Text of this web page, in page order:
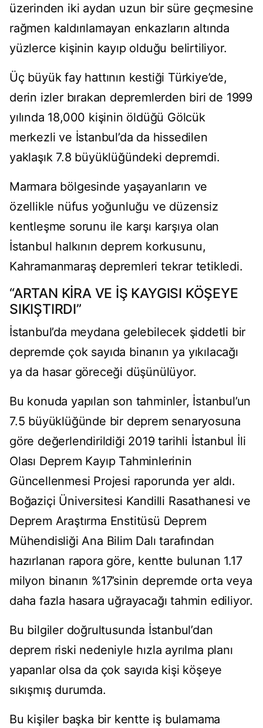
üzerinden iki aydan uzun bir süre geçmesine
rağmen kaldırılamayan enkazların altında
yüzlerce kişinin kayıp olduğu belirtiliyor.
Üç büyük fay hattının kestiği Türkiye’de,
derin izler bırakan depremlerden biri de 1999
yılında 18,000 kişinin öldüğü Gölcük
merkezli ve İstanbul’da da hissedilen
yaklaşık 7.8 büyüklüğündeki depremdi.
Marmara bölgesinde yaşayanların ve
özellikle nüfus yoğunluğu ve düzensiz
kentleşme sorunu ile karşı karşıya olan
İstanbul halkının deprem korkusunu,
Kahramanmaraş depremleri tekrar tetikledi.
“ARTAN KİRA VE İŞ KAYGISI KÖŞEYE
SIKIŞTIRDI”
İstanbul’da meydana gelebilecek şiddetli bir
depremde çok sayıda binanın ya yıkılacağı
ya da hasar göreceği düşünülüyor.
Bu konuda yapılan son tahminler, İstanbul’un
7.5 büyüklüğünde bir deprem senaryosuna
göre değerlendirildiği 2019 tarihli İstanbul İli
Olası Deprem Kayıp Tahminlerinin
Güncellenmesi Projesi raporunda yer aldı.
Boğaziçi Üniversitesi Kandilli Rasathanesi ve
Deprem Araştırma Enstitüsü Deprem
Mühendisliği Ana Bilim Dalı tarafından
hazırlanan rapora göre, kentte bulunan 1.17
milyon binanın %17’sinin depremde orta veya
daha fazla hasara uğrayacağı tahmin ediliyor.
Bu bilgiler doğrultusunda İstanbul’dan
deprem riski nedeniyle hızla ayrılma planı
yapanlar olsa da çok sayıda kişi köşeye
sıkışmış durumda.
Bu kişiler başka bir kentte iş bulamama